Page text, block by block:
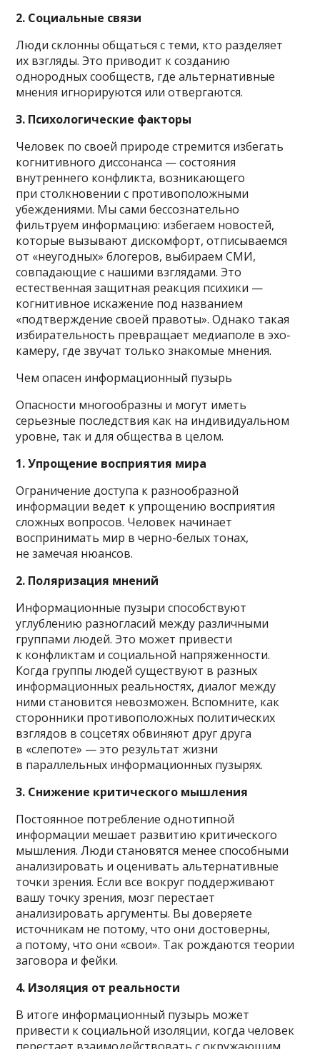
2. Социальные связи
Люди склонны общаться с теми, кто разделяет
их взгляды. Это приводит к созданию
однородных сообществ, где альтернативные
мнения игнорируются или отвергаются.
3. Психологические факторы
Человек по своей природе стремится избегать
когнитивного диссонанса — состояния
внутреннего конфликта, возникающего
при столкновении с противоположными
убеждениями. Мы сами бессознательно
фильтруем информацию: избегаем новостей,
которые вызывают дискомфорт, отписываемся
от «неугодных» блогеров, выбираем СМИ,
совпадающие с нашими взглядами. Это
естественная защитная реакция психики —
когнитивное искажение под названием
«подтверждение своей правоты». Однако такая
избирательность превращает медиаполе в эхо-
камеру, где звучат только знакомые мнения.
Чем опасен информационный пузырь
Опасности многообразны и могут иметь
серьезные последствия как на индивидуальном
уровне, так и для общества в целом.
1. Упрощение восприятия мира
Ограничение доступа к разнообразной
информации ведет к упрощению восприятия
сложных вопросов. Человек начинает
воспринимать мир в черно-белых тонах,
не замечая нюансов.
2. Поляризация мнений
Информационные пузыри способствуют
углублению разногласий между различными
группами людей. Это может привести
к конфликтам и социальной напряженности.
Когда группы людей существуют в разных
информационных реальностях, диалог между
ними становится невозможен. Вспомните, как
сторонники противоположных политических
взглядов в соцсетях обвиняют друг друга
в «слепоте» — это результат жизни
в параллельных информационных пузырях.
3. Снижение критического мышления
Постоянное потребление однотипной
информации мешает развитию критического
мышления. Люди становятся менее способными
анализировать и оценивать альтернативные
точки зрения. Если все вокруг поддерживают
вашу точку зрения, мозг перестает
анализировать аргументы. Вы доверяете
источникам не потому, что они достоверны,
а потому, что они «свои». Так рождаются теории
заговора и фейки.
4. Изоляция от реальности
В итоге информационный пузырь может
привести к социальной изоляции, когда человек